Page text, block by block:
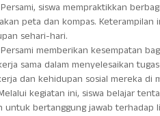
Persami, siswa mempraktikkan
peta dan kompas.
sehari-hari.
memberikan kesempatan
sama dalam menyelesaikan
dan kehidupan sosial mereka di
kegiatan ini, siswa belajar
bertanggung jawab terhadap